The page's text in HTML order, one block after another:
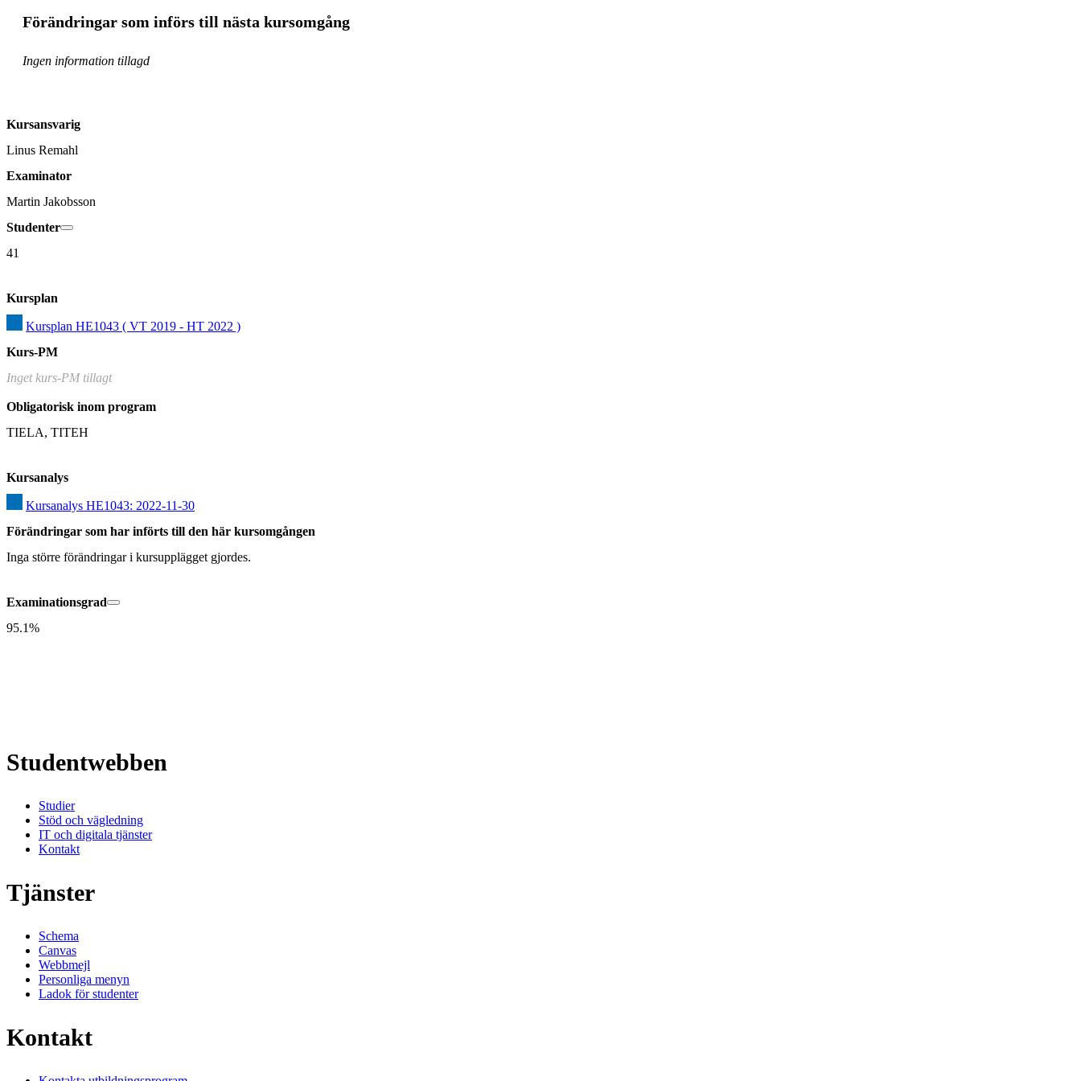
Förändringar som införs till nästa kursomgång
Ingen information tillagd
Kursansvarig
Linus Remahl
Examinator
Martin Jakobsson
Studenter
41
Kursplan
Kursplan HE1043 ( VT 2019 - HT 2022 )
Kurs-PM
Inget kurs-PM tillagt
Obligatorisk inom program
TIELA, TITEH
Kursanalys
Kursanalys HE1043: 2022-11-30
Förändringar som har införts till den här kursomgången
Inga större förändringar i kursupplägget gjordes.
Examinationsgrad
95.1%
Studentwebben
Studier
Stöd och vägledning
IT och digitala tjänster
Kontakt
Tjänster
Schema
Canvas
Webbmejl
Personliga menyn
Ladok för studenter
Kontakt